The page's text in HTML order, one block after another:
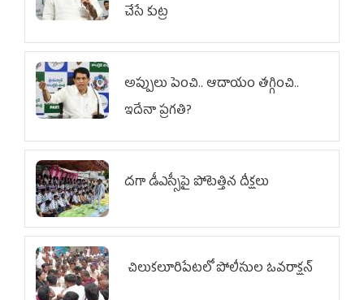
చేసే కుట్ర‌
అప్పులు పెంచి.. ఆదాయం తగ్గించి..
ఇదేనా ప్రగతి?
దగా డీఎస్సీపై పోటెత్తిన దీక్షలు
చిలుక‌లూరిపేట‌లో పోలీసుల ఓవ‌రాక్ష‌న్‌